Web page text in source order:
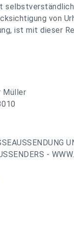
von
ist mit dieser
Müller
-